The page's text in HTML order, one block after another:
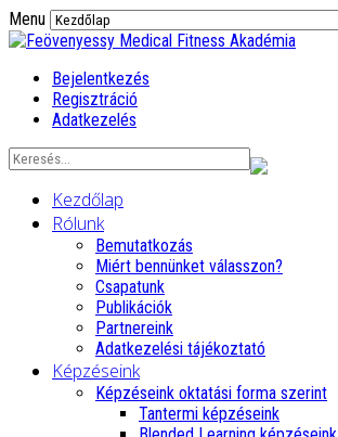
Menu
Bejelentkezés
Regisztráció
Adatkezelés
Kezdőlap
Rólunk
Bemutatkozás
Miért bennünket válasszon?
Csapatunk
Publikációk
Partnereink
Adatkezelési tájékoztató
Képzéseink
Képzéseink oktatási forma szerint
Tantermi képzéseink